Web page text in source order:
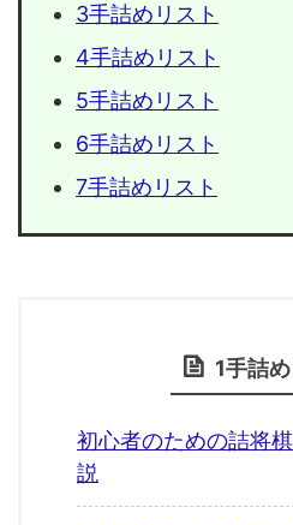
3手詰めリスト
4手詰めリスト
5手詰めリスト
6手詰めリスト
7手詰めリスト
1手詰
初心者のための詰
説